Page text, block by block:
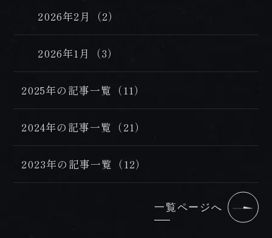
2026年2月（2）
2026年1月（3）
2025年の記事一覧（11）
2024年の記事一覧（21）
2023年の記事一覧（12）
一覧ページへ